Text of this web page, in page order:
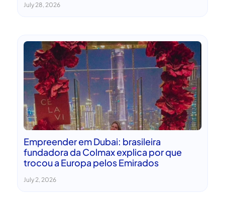
July 28, 2026
Empreender em Dubai: brasileira
fundadora da Colmax explica por que
trocou a Europa pelos Emirados
July 2, 2026